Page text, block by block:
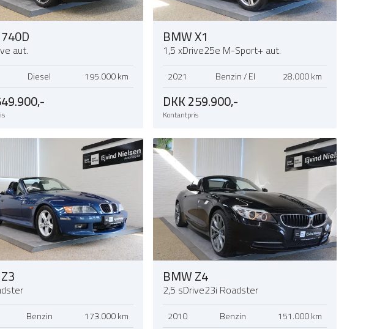
aut.
Diesel 195.000 km
BMW X1
1,5 xDrive25e M-Sport+ aut.
2021 Benzin / El 28.000 km
DKK 259.900,-
Kontantpris
Benzin 173.000 km
BMW Z4
2,5 sDrive23i Roadster
2010 Benzin 151.000 km